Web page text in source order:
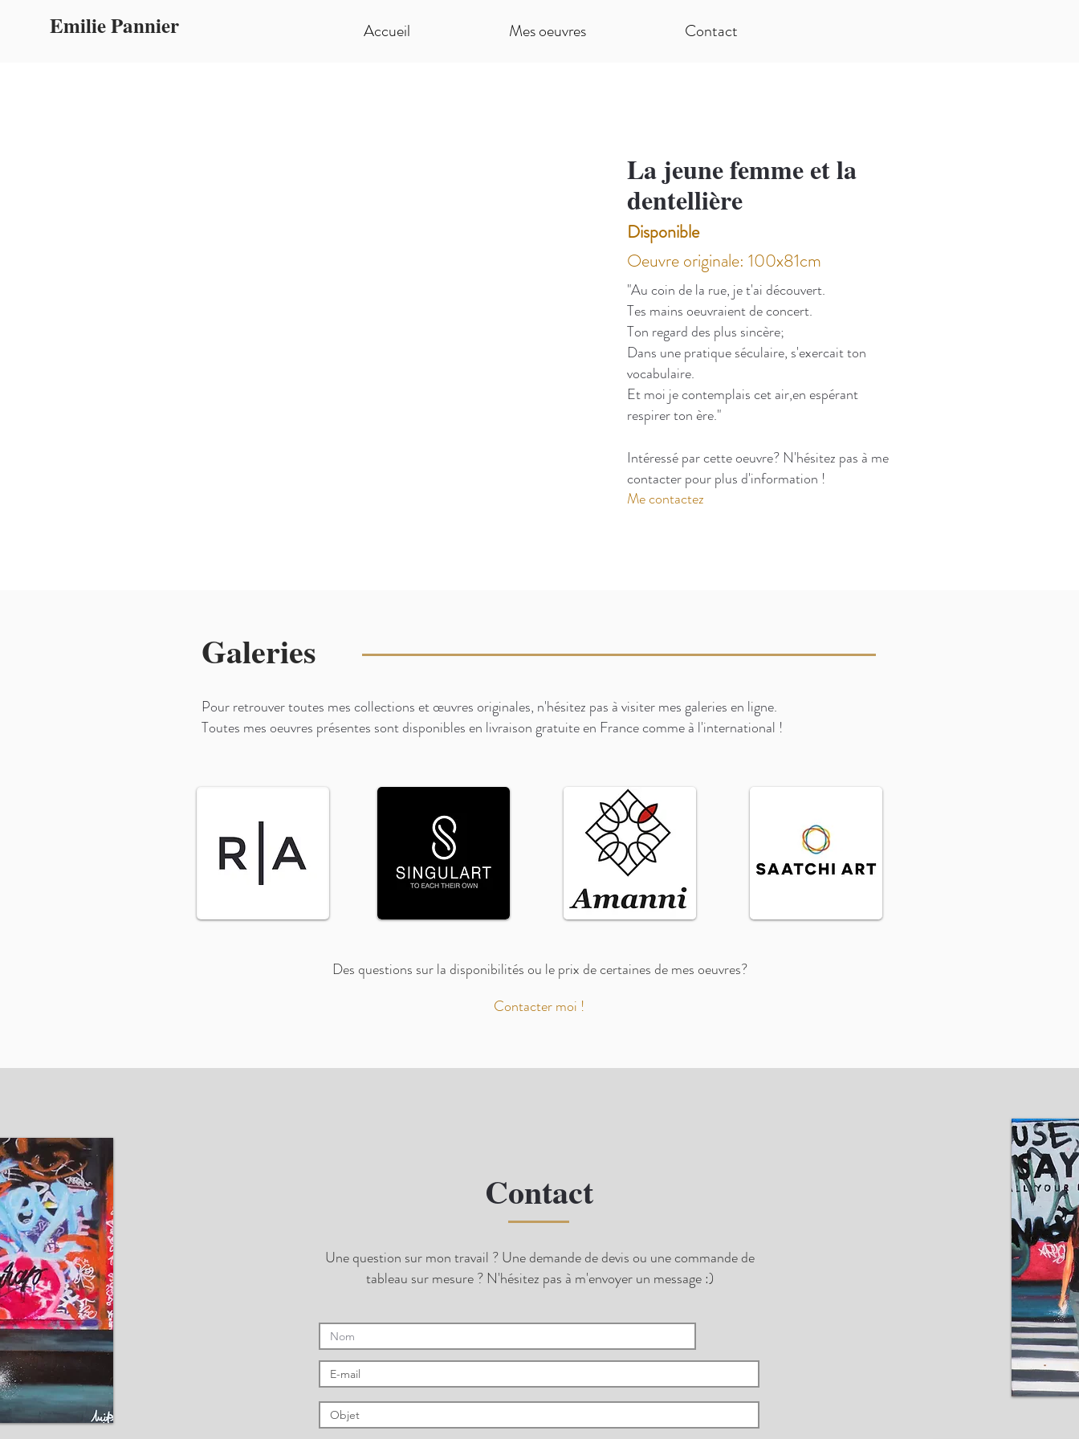
Emilie Pannier Accueil Mes oeuvres Contact
La jeune femme et la
dentellière
Disponible
Oeuvre originale: 100x81cm
"Au coin de la rue, je t'ai découvert.
Tes mains oeuvraient de concert.
Ton regard des plus sincère;
Dans une pratique séculaire, s'exercait ton
vocabulaire.
Et moi je contemplais cet air,en espérant
respirer ton ère."
Intéressé par cette oeuvre? N'hésitez pas à me
contacter pour plus d'information !
Me contactez
Galeries
Pour retrouver toutes mes collections et œuvres originales, n'hésitez pas à visiter mes galeries en ligne.
Toutes mes oeuvres présentes sont disponibles en livraison gratuite en France comme à l'international !
Des questions sur la disponibilités ou le prix de certaines de mes oeuvres?
Contacter moi !
Contact
Une question sur mon travail ? Une demande de devis ou une commande de
tableau sur mesure ? N'hésitez pas à m'envoyer un message :)